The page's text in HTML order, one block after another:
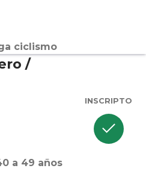
ciclismo
/
a 49 años
INSCRIPTO
check